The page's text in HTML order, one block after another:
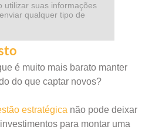
utilizar suas informações
qualquer tipo de
é muito mais barato manter
do que captar novos?
estratégica não pode deixar
para montar uma